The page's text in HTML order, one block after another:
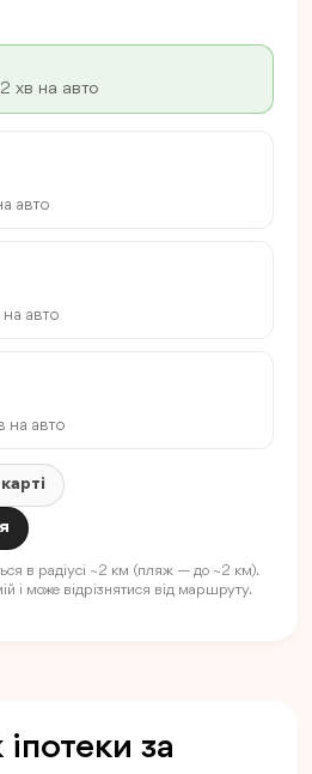
хв на авто
авто
на авто
на авто
в радіусі ~2 км (пляж — до ~2 км).
і може відрізнятися від маршруту.
за